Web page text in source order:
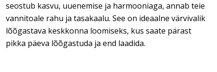
seostub kasvu, uuenemise ja harmooniaga, annab teie
vannitoale rahu ja tasakaalu. See on ideaalne värvivalik
lõõgastava keskkonna loomiseks, kus saate pärast
pikka päeva lõõgastuda ja end laadida.